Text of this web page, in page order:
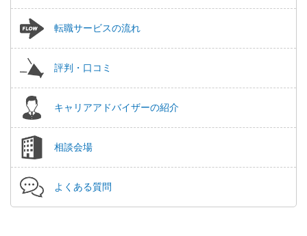
転職サービスの流れ
評判・口コミ
キャリアアドバイザーの紹介
相談会場
よくある質問